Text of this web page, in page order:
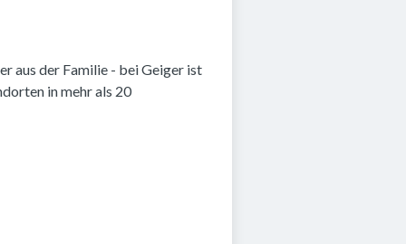
aus der Familie - bei Geiger ist
in mehr als 20